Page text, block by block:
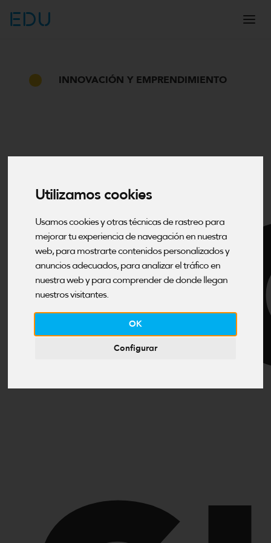
Utilizamos cookies
Usamos cookies y otras técnicas de rastreo para
mejorar tu experiencia de navegación en nuestra
web, para mostrarte contenidos personalizados y
anuncios adecuados, para analizar el tráfico en
nuestra web y para comprender de donde llegan
nuestros visitantes.
OK
Configurar
EDU
INNOVACIÓN Y EMPRENDIMIENTO